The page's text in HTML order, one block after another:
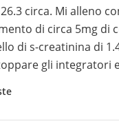
circa. Mi alleno
di circa 5mg di
di s-creatinina di
gli integratori